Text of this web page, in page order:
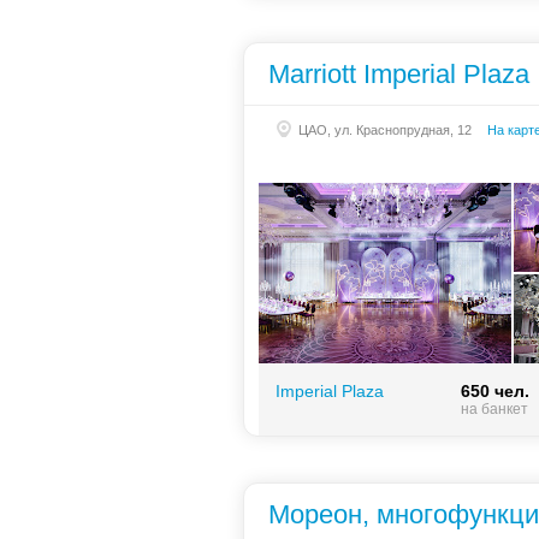
«Михаил Светлов»
«Московский»
на банкет
Marriott Imperial Plaza
ЦАО, ул. Краснопрудная, 12 На
Imperial Plaza 650 чел.
на банкет
Мореон,